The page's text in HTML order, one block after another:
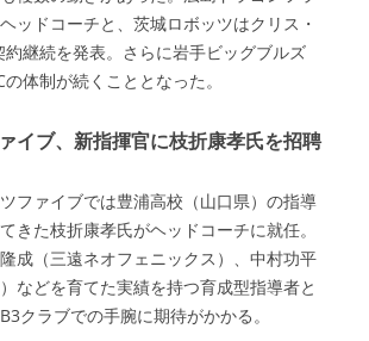
ッドコーチと、茨城ロボッツはクリス・
約継続を発表。さらに岩手ビッグブルズ
体制が続くこととなった。
イブ、新指揮官に枝折康孝氏を招聘
ファイブでは豊浦高校（山口県）の指導
きた枝折康孝氏がヘッドコーチに就任。
成（三遠ネオフェニックス）、中村功平
）などを育てた実績を持つ育成型指導者と
クラブでの手腕に期待がかかる。